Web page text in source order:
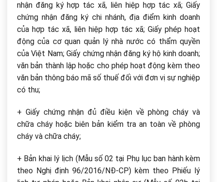
nhận đăng ký hợp tác xã, liên hiệp hợp tác xã; Giấy
chứng nhận đăng ký chi nhánh, địa điểm kinh doanh
của hợp tác xã, liên hiệp hợp tác xã; Giấy phép hoạt
động của cơ quan quản lý nhà nước có thẩm quyền
của Việt Nam; Giấy chứng nhận đăng ký hộ kinh doanh;
văn bản thành lập hoặc cho phép hoạt động kèm theo
văn bản thông báo mã số thuế đối với đơn vị sự nghiệp
có thu;
+ Giấy chứng nhận đủ điều kiện về phòng cháy và
chữa cháy hoặc biên bản kiểm tra an toàn về phòng
cháy và chữa cháy;
+ Bản khai lý lịch (Mẫu số 02 tại Phụ lục ban hành kèm
theo Nghị định 96/2016/NĐ-CP) kèm theo Phiếu lý